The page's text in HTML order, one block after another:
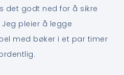
det godt ned for å sikre
pleier å legge
med bøker i et par timer